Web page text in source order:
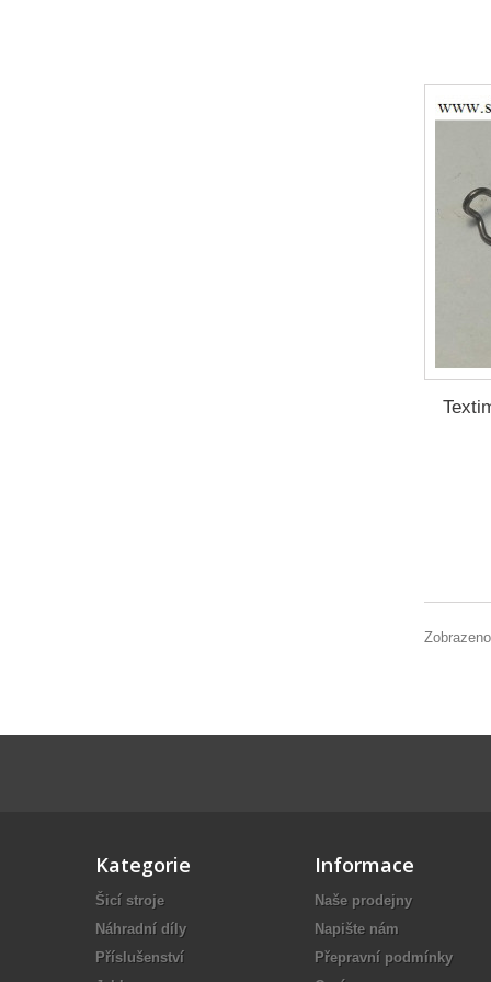
Kategorie
Šicí stroje
Náhradní díly
Příslušenství
Informace
Naše prodejny
Napište nám
Přepravní podmínky